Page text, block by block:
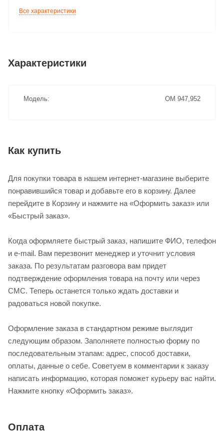
Все характеристики
Характеристики
Модель ОМ 947,952
Как купить
Для покупки товара в нашем интернет-магазине выберите
понравившийся товар и добавьте его в корзину. Далее
перейдите в Корзину и нажмите на «Оформить заказ» или
«Быстрый заказ».
Когда оформляете быстрый заказ, напишите ФИО, телефон
и e-mail. Вам перезвонит менеджер и уточнит условия
заказа. По результатам разговора вам придет
подтверждение оформления товара на почту или через
СМС. Теперь останется только ждать доставки и
радоваться новой покупке.
Оформление заказа в стандартном режиме выглядит
следующим образом. Заполняете полностью форму по
последовательным этапам: адрес, способ доставки,
оплаты, данные о себе. Советуем в комментарии к заказу
написать информацию, которая поможет курьеру вас найти.
Нажмите кнопку «Оформить заказ».
Оплата